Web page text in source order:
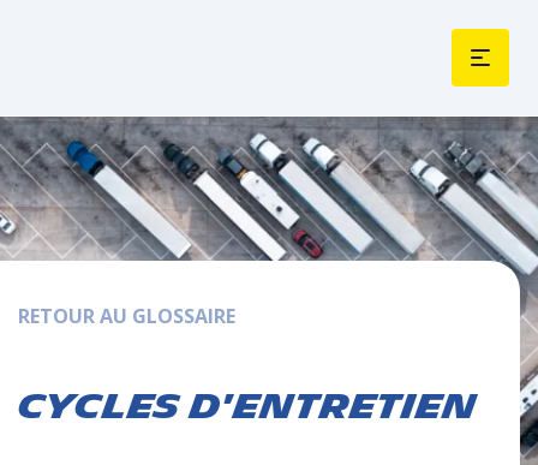
RETOUR AU GLOSSAIRE
Cycles d'entretien